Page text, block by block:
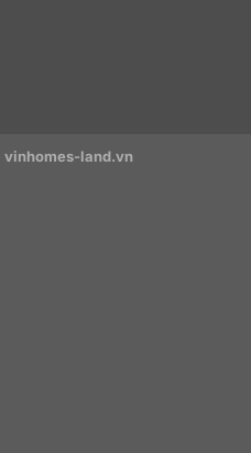
vinhomes-land.vn